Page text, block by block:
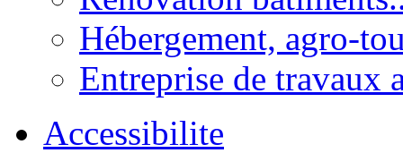
Hébergement, agro-
Entreprise de travaux
Accessibilite